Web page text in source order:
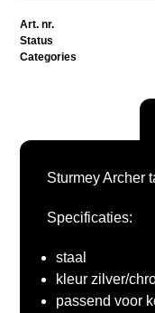
Art. nr.
Status
Categories
Sturmey Archer
Specificaties:
staal
kleur zilver/
passend voor